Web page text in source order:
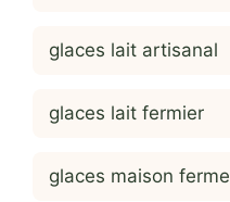
glaces lait artisanal
glaces lait fermier
glaces maison ferme